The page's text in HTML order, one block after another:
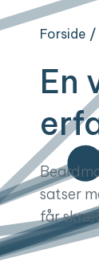
Forside /
En
satser
får